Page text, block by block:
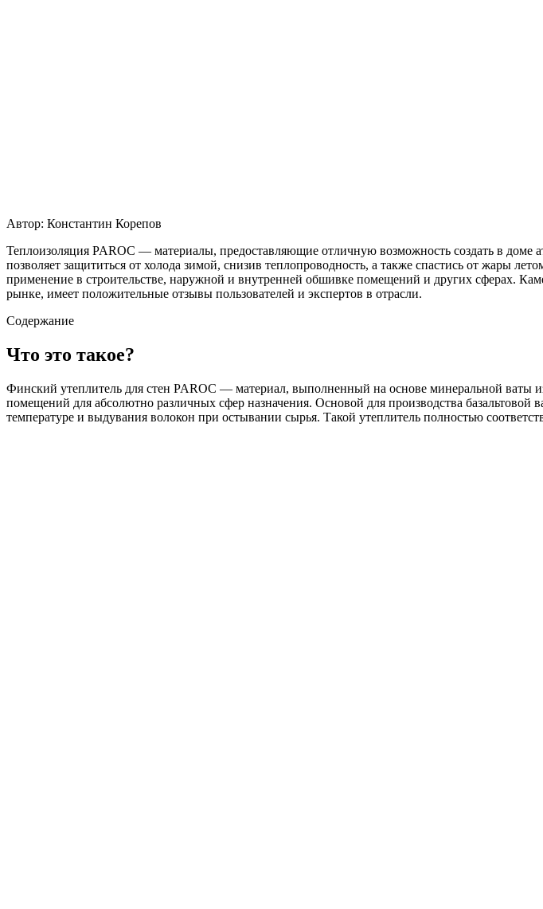
Автор: Константин Корепов
Теплоизоляция PAROC — материалы, предоставляющие отличную возможность создать в
позволяет защититься от холода зимой, снизив теплопроводность, а также спастись от жары
применение в строительстве, наружной и внутренней обшивке помещений и других сферах.
рынке, имеет положительные отзывы пользователей и экспертов в отрасли.
Содержание
Что это такое?
Финский утеплитель для стен PAROC — материал, выполненный на основе минеральной ваты из
помещений для абсолютно различных сфер назначения. Основой для производства базальтовой
температуре и выдувания волокон при остывании сырья. Такой утеплитель полностью